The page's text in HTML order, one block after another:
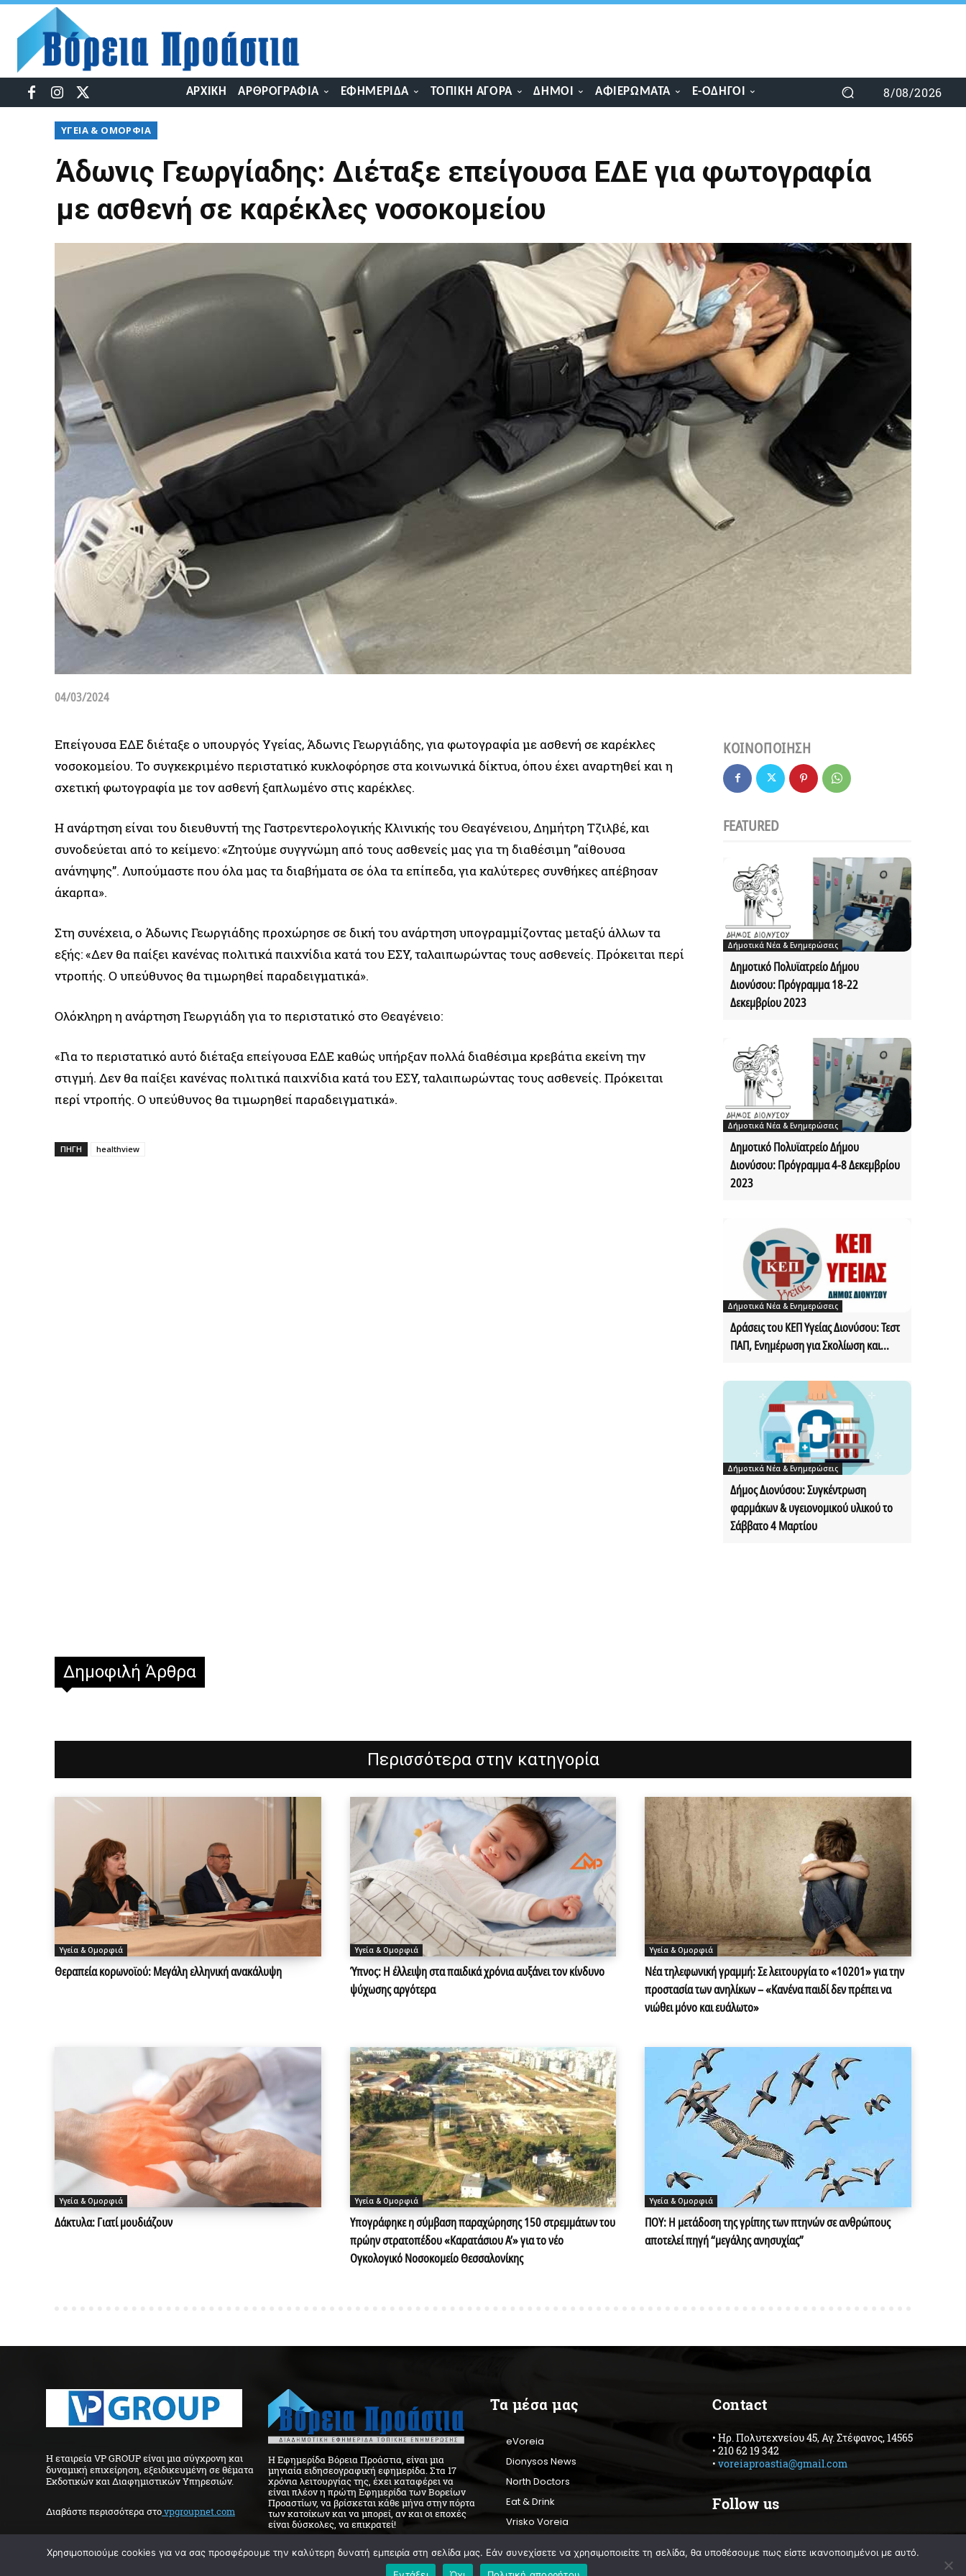
ΑΡΧΙΚΉ ΑΡΘΡΟΓΡΑΦΊΑ ΕΦΗΜΕΡΊΔΑ ΤΟΠΙΚΉ ΑΓΟΡΆ ΔΉΜΟΙ ΑΦΙΕΡΏΜΑΤΑ E-ΟΔΗΓΟΊ 8/08/2026
ΥΓΕΊΑ & ΟΜΟΡΦΙΆ
Άδωνις Γεωργίαδης: Διέταξε επείγουσα ΕΔΕ για φωτογραφία
με ασθενή σε καρέκλες νοσοκομείου
04/03/2024
Επείγουσα ΕΔΕ διέταξε ο υπουργός Υγείας, Άδωνις Γεωργιάδης, για φωτογραφία με ασθενή σε καρέκλες
νοσοκομείου. Το συγκεκριμένο περιστατικό κυκλοφόρησε στα κοινωνικά δίκτυα, όπου έχει αναρτηθεί και η
σχετική φωτογραφία με τον ασθενή ξαπλωμένο στις καρέκλες.
Η ανάρτηση είναι του διευθυντή της Γαστρεντερολογικής Κλινικής του Θεαγένειου, Δημήτρη Τζιλβέ, και
συνοδεύεται από το κείμενο: «Ζητούμε συγγνώμη από τους ασθενείς μας για τη διαθέσιμη ”αίθουσα
ανάνηψης”. Λυπούμαστε που όλα μας τα διαβήματα σε όλα τα επίπεδα, για καλύτερες συνθήκες απέβησαν
άκαρπα».
Στη συνέχεια, ο Άδωνις Γεωργιάδης προχώρησε σε δική του ανάρτηση υπογραμμίζοντας μεταξύ άλλων τα
εξής: «Δεν θα παίξει κανένας πολιτικά παιχνίδια κατά του ΕΣΥ, ταλαιπωρώντας τους ασθενείς. Πρόκειται περί
ντροπής. Ο υπεύθυνος θα τιμωρηθεί παραδειγματικά».
Ολόκληρη η ανάρτηση Γεωργιάδη για το περιστατικό στο Θεαγένειο:
«Για το περιστατικό αυτό διέταξα επείγουσα ΕΔΕ καθώς υπήρξαν πολλά διαθέσιμα κρεβάτια εκείνη την
στιγμή. Δεν θα παίξει κανένας πολιτικά παιχνίδια κατά του ΕΣΥ, ταλαιπωρώντας τους ασθενείς. Πρόκειται
περί ντροπής. Ο υπεύθυνος θα τιμωρηθεί παραδειγματικά».
ΠΗΓΉ healthview
ΚΟΙΝΟΠΟΙΗΣΗ
FEATURED
Δήμοτικά Νέα & Ενημερώσεις
Δημοτικό Πολυϊατρείο Δήμου
Διονύσου: Πρόγραμμα 18-22
Δεκεμβρίου 2023
Δήμοτικά Νέα & Ενημερώσεις
Δημοτικό Πολυϊατρείο Δήμου
Διονύσου: Πρόγραμμα 4-8 Δεκεμβρίου
2023
Δήμοτικά Νέα & Ενημερώσεις
Δράσεις του ΚΕΠ Υγείας Διονύσου: Τεστ
ΠΑΠ, Ενημέρωση για Σκολίωση και...
Δήμοτικά Νέα & Ενημερώσεις
Δήμος Διονύσου: Συγκέντρωση
φαρμάκων & υγειονομικού υλικού το
Σάββατο 4 Μαρτίου
Δημοφιλή Άρθρα
Περισσότερα στην κατηγορία
Υγεία & Ομορφιά
Θεραπεία κορωνοϊού: Μεγάλη ελληνική ανακάλυψη
Υγεία & Ομορφιά
Ύπνος: Η έλλειψη στα παιδικά χρόνια αυξάνει τον κίνδυνο
ψύχωσης αργότερα
Υγεία & Ομορφιά
Νέα τηλεφωνική γραμμή: Σε λειτουργία το «10201» για την
προστασία των ανηλίκων – «Κανένα παιδί δεν πρέπει να
νιώθει μόνο και ευάλωτο»
Υγεία & Ομορφιά
Δάκτυλα: Γιατί μουδιάζουν
Υγεία & Ομορφιά
Υπογράφηκε η σύμβαση παραχώρησης 150 στρεμμάτων του
πρώην στρατοπέδου «Καρατάσιου Α’» για το νέο
Ογκολογικό Νοσοκομείο Θεσσαλονίκης
Υγεία & Ομορφιά
ΠΟΥ: H μετάδοση της γρίπης των πτηνών σε ανθρώπους
αποτελεί πηγή “μεγάλης ανησυχίας”
H εταιρεία VP GROUP είναι μια σύγχρονη και
δυναμική επιχείρηση, εξειδικευμένη σε θέματα
Εκδοτικών και Διαφημιστικών Υπηρεσιών.
Διαβάστε περισσότερα στovpgroupnet.com
Η Εφημερίδα Βόρεια Προάστια, είναι μια
μηνιαία ειδησεογραφική εφημερίδα. Στα 17
χρόνια λειτουργίας της, έχει καταφέρει να
είναι πλέον η πρώτη Εφημερίδα των Βορείων
Προαστίων, να βρίσκεται κάθε μήνα στην πόρτα
των κατοίκων και να μπορεί, αν και οι εποχές
είναι δύσκολες, να επικρατεί!
Τα μέσα μας
eVoreia
Dionysos News
North Doctors
Eat & Drink
Vrisko Voreia
Contact
• Ηρ. Πολυτεχνείου 45, Αγ. Στέφανος, 14565
• 210 62 19 342
• voreiaproastia@gmail.com
Follow us
Χρησιμοποιούμε cookies για να σας προσφέρουμε την καλύτερη δυνατή εμπειρία στη σελίδα μας. Εάν συνεχίσετε να χρησιμοποιείτε τη σελίδα, θα υποθέσουμε πως είστε ικανοποιημένοι με αυτό.